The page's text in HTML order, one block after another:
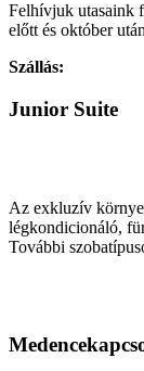
Felhívjuk utasaink
előtt és október
Szállás:
Junior Suite
Az exkluzív
légkondicionáló,
További